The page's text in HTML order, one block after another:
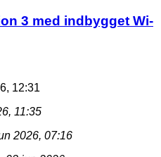
3 med indbygget Wi-
12:31
11:35
2026, 07:16